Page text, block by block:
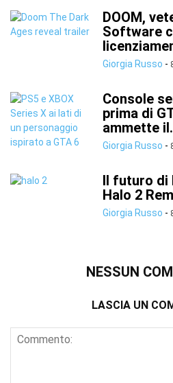
DOOM,
Software
Giorgia Russo -
Console
prima di
ammette
Giorgia Russo -
Il futuro di
Halo 2
Giorgia Russo -
NESSUN
LASCIA UN